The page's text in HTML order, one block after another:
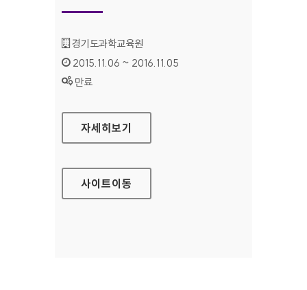
기관명 :
경기도과학교육원
인증기간 :
2015.11.06 ~ 2016.11.05
상태 :
만료
경기도과학교육원(본원) 홈페이지
자세히보기
사이트이동